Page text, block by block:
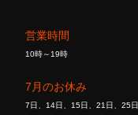
営業時間
10時～19時
7月のお休み
7日、14日、15日、21日、25日